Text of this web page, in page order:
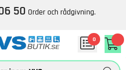
50 Order och rådgivning.
0